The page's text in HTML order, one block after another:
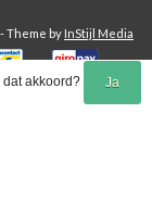
Theme by InStijl Media
dat akkoord? Ja